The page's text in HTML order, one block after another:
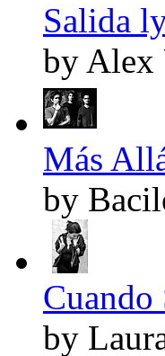
Salida
by Alex
Más
by
Cuando
by